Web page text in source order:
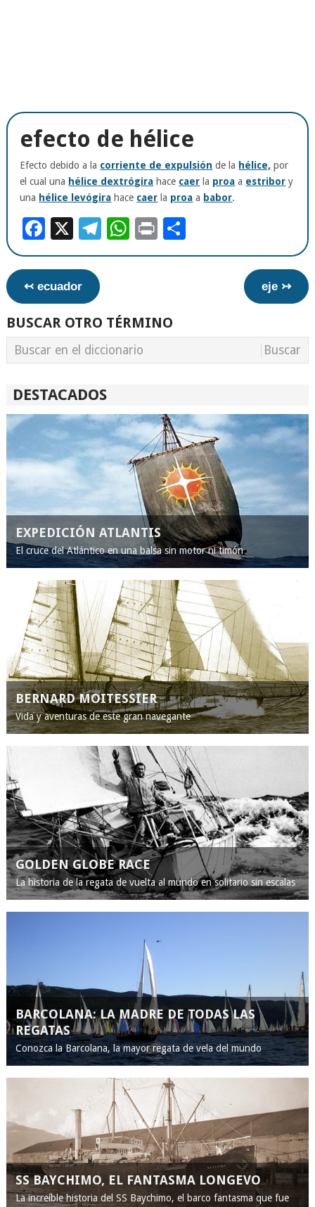
efecto de hélice
Efecto debido a la corriente de expulsión de la hélice, por
el cual una hélice dextrógira hace caer la proa a estribor y
una hélice levógira hace caer la proa a babor.
Facebook
X Telegram
WhatsApp
Print
↢ ecuador eje ↣
BUSCAR OTRO TÉRMINO
DESTACADOS
EXPEDICIÓN ATLANTIS
El cruce del Atlántico en una balsa sin motor ni timón
BERNARD MOITESSIER
Vida y aventuras de este gran navegante
GOLDEN GLOBE RACE
La historia de la regata de vuelta al mundo en solitario sin escalas
BARCOLANA: LA MADRE DE TODAS LAS
REGATAS
Conozca la Barcolana, la mayor regata de vela del mundo
SS BAYCHIMO, EL FANTASMA LONGEVO
La increíble historia del SS Baychimo, el barco fantasma que fue